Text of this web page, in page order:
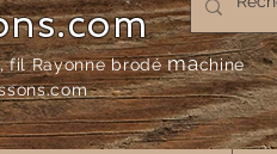
fil Rayonne brodémachine